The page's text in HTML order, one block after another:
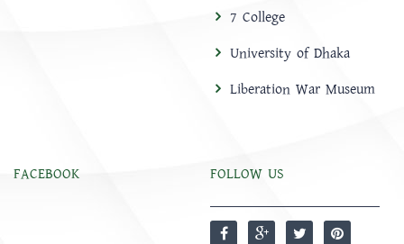
7 College
University of Dhaka
Liberation War Museum
FACEBOOK FOLLOW US